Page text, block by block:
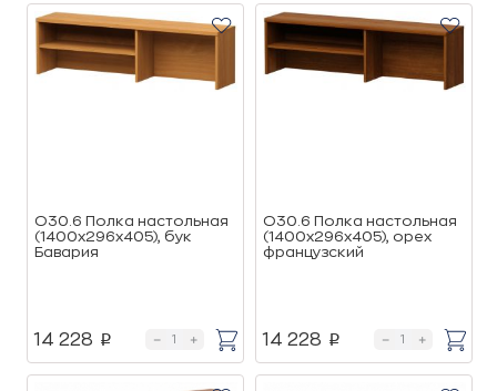
О30.6 Полка настольная
(1400х296х405), бук
Бавария
14 228 p
О30.6 Полка настольная
(1400х296х405), орех
французский
14 228 p